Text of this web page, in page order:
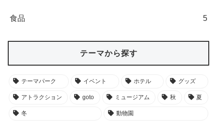
食品 5
テーマから探す
テーマパーク イベント ホテル グッズ
アトラクション goto ミュージアム 秋 夏
冬 動物園